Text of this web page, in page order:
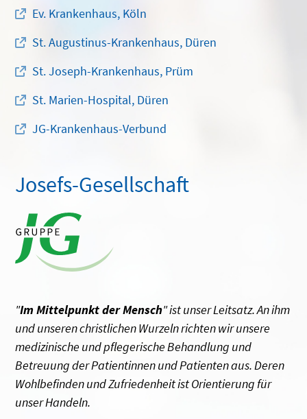
Ev. Krankenhaus, Köln
St. Augustinus-Krankenhaus, Düren
St. Joseph-Krankenhaus, Prüm
St. Marien-Hospital, Düren
JG-Krankenhaus-Verbund
Josefs-Gesellschaft
"Im Mittelpunkt der Mensch" ist unser Leitsatz. An ihm
und unseren christlichen Wurzeln richten wir unsere
medizinische und pflegerische Behandlung und
Betreuung der Patientinnen und Patienten aus. Deren
Wohlbefinden und Zufriedenheit ist Orientierung für
unser Handeln.